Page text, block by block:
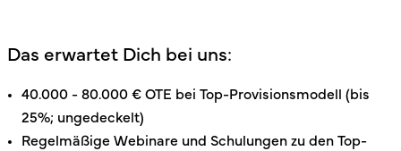
Das erwartet Dich bei uns:
40.000 - 80.000 € OTE bei Top-Provisionsmodell (bis
25%; ungedeckelt)
Regelmäßige Webinare und Schulungen zu den Top-